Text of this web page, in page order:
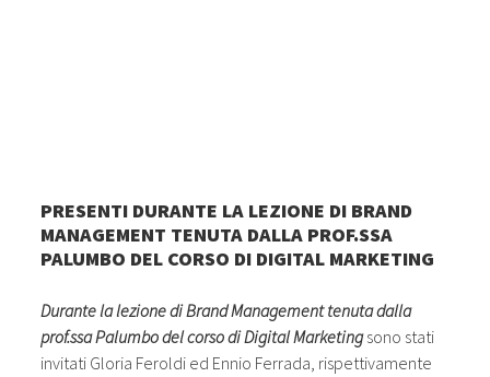
PRESENTI DURANTE LA LEZIONE DI BRAND
MANAGEMENT TENUTA DALLA PROF.SSA
PALUMBO DEL CORSO DI DIGITAL MARKETING
Durante la lezione di Brand Management tenuta dalla
prof.ssa Palumbo del corso di Digital Marketingsono stati
invitati Gloria Feroldi ed Ennio Ferrada, rispettivamente